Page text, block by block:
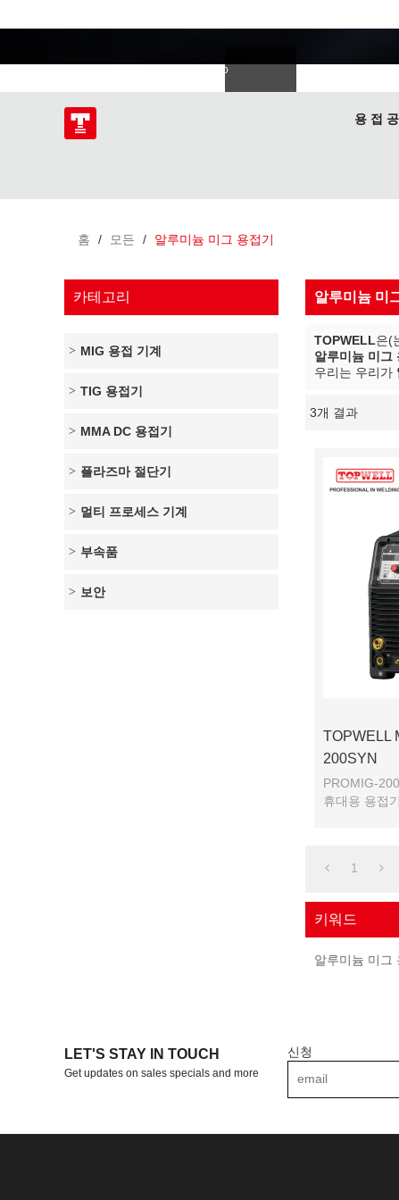
Italiano
Polski 용 접 공
홈 / 모든 / 알루미늄 미그 용접기
카테고리
MIG 용접 기계
TIG 용접기
MMA DC 용접기
플라즈마 절단기
멀티 프로세스 기계
부속품
보안
알루미늄 미
TOPWELL은(
알루미늄 미그
우리는 우리가
3개 결과
TOPWELL
200SYN
PROMIG-
휴대용 용접기.
1
키워드
알루미늄 미그
LET'S STAY IN TOUCH
Get updates on sales specials and more
신청